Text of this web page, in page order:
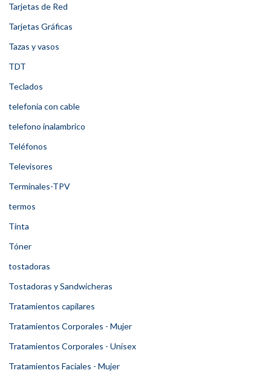
Tarjetas de Red
Tarjetas Gráficas
Tazas y vasos
TDT
Teclados
telefonia con cable
telefono inalambrico
Teléfonos
Televisores
Terminales-TPV
termos
Tinta
Tóner
tostadoras
Tostadoras y Sandwicheras
Tratamientos capilares
Tratamientos Corporales - Mujer
Tratamientos Corporales - Unisex
Tratamientos Faciales - Mujer